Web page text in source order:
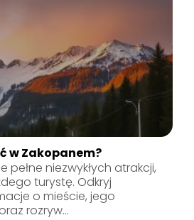
w Zakopanem?
pełne niezwykłych atrakcji,
turystę. Odkryj
o mieście, jego
rozryw...